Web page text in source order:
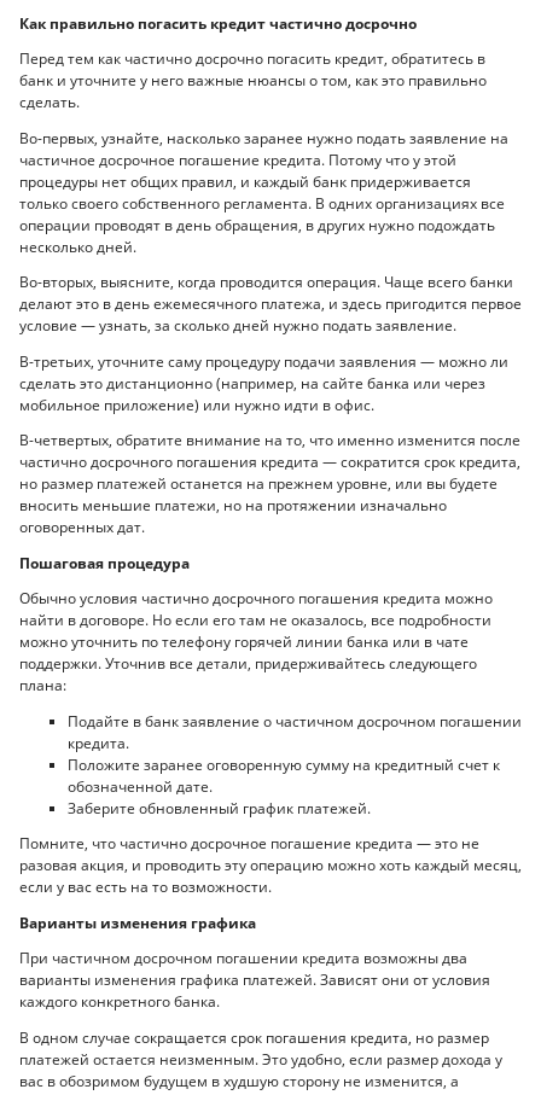
Как правильно погасить кредит частично досрочно
Перед тем как частично досрочно погасить кредит, обратитесь в
банк и уточните у него важные нюансы о том, как это правильно
сделать.
Во-первых, узнайте, насколько заранее нужно подать заявление на
частичное досрочное погашение кредита. Потому что у этой
процедуры нет общих правил, и каждый банк придерживается
только своего собственного регламента. В одних организациях все
операции проводят в день обращения, в других нужно подождать
несколько дней.
Во-вторых, выясните, когда проводится операция. Чаще всего банки
делают это в день ежемесячного платежа, и здесь пригодится первое
условие — узнать, за сколько дней нужно подать заявление.
В-третьих, уточните саму процедуру подачи заявления — можно ли
сделать это дистанционно (например, на сайте банка или через
мобильное приложение) или нужно идти в офис.
В-четвертых, обратите внимание на то, что именно изменится после
частично досрочного погашения кредита — сократится срок кредита,
но размер платежей останется на прежнем уровне, или вы будете
вносить меньшие платежи, но на протяжении изначально
оговоренных дат.
Пошаговая процедура
Обычно условия частично досрочного погашения кредита можно
найти в договоре. Но если его там не оказалось, все подробности
можно уточнить по телефону горячей линии банка или в чате
поддержки. Уточнив все детали, придерживайтесь следующего
плана:
Подайте в банк заявление о частичном досрочном погашении
кредита.
Положите заранее оговоренную сумму на кредитный счет к
обозначенной дате.
Заберите обновленный график платежей.
Помните, что частично досрочное погашение кредита — это не
разовая акция, и проводить эту операцию можно хоть каждый месяц,
если у вас есть на то возможности.
Варианты изменения графика
При частичном досрочном погашении кредита возможны два
варианты изменения графика платежей. Зависят они от условия
каждого конкретного банка.
В одном случае сокращается срок погашения кредита, но размер
платежей остается неизменным. Это удобно, если размер дохода у
вас в обозримом будущем в худшую сторону не изменится, а